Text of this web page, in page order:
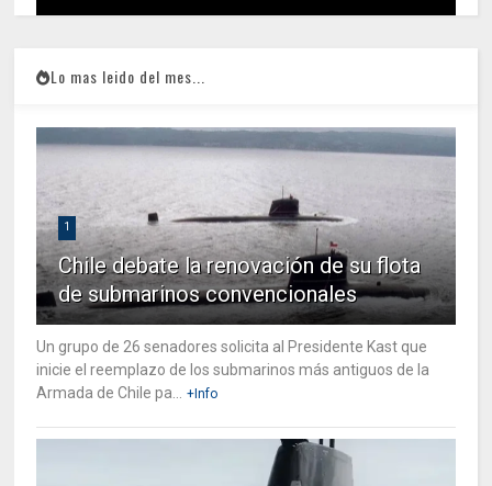
Lo mas leido del mes...
1
Chile debate la renovación de su flota
de submarinos convencionales
Un grupo de 26 senadores solicita al Presidente Kast que
inicie el reemplazo de los submarinos más antiguos de la
Armada de Chile pa...
+Info